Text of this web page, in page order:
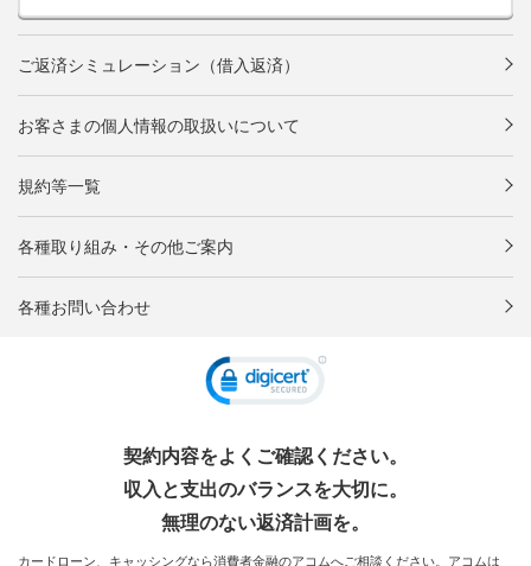
ご返済シミュレーション（借入返済）
お客さまの個人情報の取扱いについて
規約等一覧
各種取り組み・その他ご案内
各種お問い合わせ
契約内容をよくご確認ください。
収入と支出のバランスを大切に。
無理のない返済計画を。
カードローン、キャッシングなら消費者金融のアコムへご相談ください。アコムは